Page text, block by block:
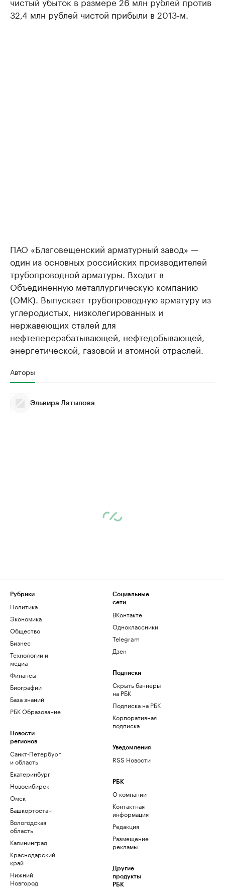
32,4 млн рублей чистой прибыли в 2013-м.
ПАО «Благовещенский арматурный завод» —
один из основных российских производителей
трубопроводной арматуры. Входит в
Объединенную металлургическую компанию
(ОМК). Выпускает трубопроводную арматуру из
углеродистых, низколегированных и
нержавеющих сталей для
нефтеперерабатывающей, нефтедобывающей,
энергетической, газовой и атомной отраслей.
Авторы
Эльвира Латыпова
Рубрики
Политика
Экономика
Общество
Бизнес
Технологии и
медиа
Финансы
Биографии
База знаний
РБК Образование
Новости
регионов
Санкт-Петербург
и область
Екатеринбург
Новосибирск
Омск
Башкортостан
Вологодская
область
Калининград
Краснодарский
край
Нижний
Новгород
Социальные
сети
ВКонтакте
Одноклассники
Telegram
Дзен
Подписки
Скрыть баннеры
на РБК
Подписка на РБК
Корпоративная
подписка
Уведомления
RSS Новости
РБК
О компании
Контактная
информация
Редакция
Размещение
рекламы
Другие
продукты
РБК